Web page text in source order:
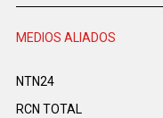
MEDIOS ALIADOS
NTN24
RCN TOTAL